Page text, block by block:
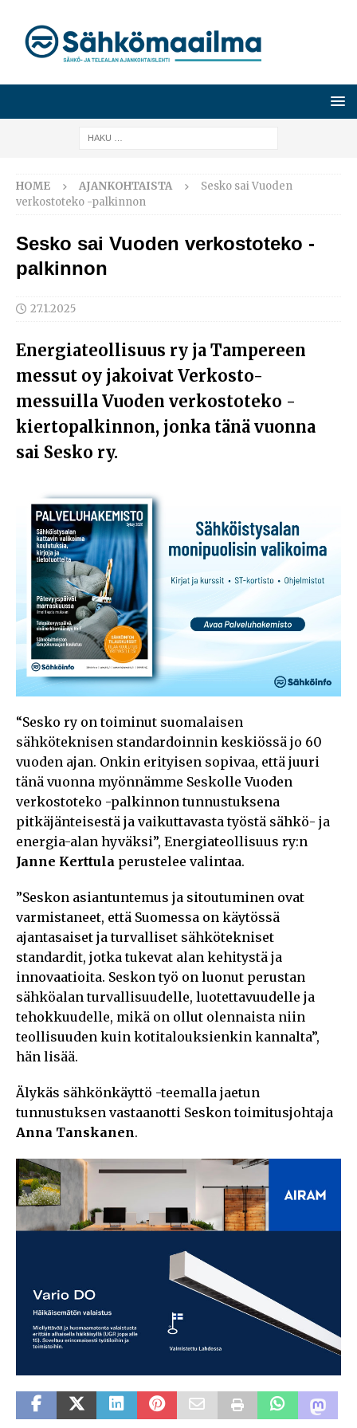
HOME AJANKOHTAISTA
Sesko sai Vuoden
verkostoteko -palkinnon
Sesko sai Vuoden verkostoteko -
palkinnon
27.1.2025
Energiateollisuus ry ja Tampereen
messut oy jakoivat Verkosto-
messuilla Vuoden verkostoteko -
kiertopalkinnon, jonka tänä vuonna
sai Sesko ry.
“Sesko ry on toiminut suomalaisen
sähköteknisen standardoinnin keskiössä jo 60
vuoden ajan. Onkin erityisen sopivaa, että juuri
tänä vuonna myönnämme Seskolle Vuoden
verkostoteko -palkinnon tunnustuksena
pitkäjänteisestä ja vaikuttavasta työstä sähkö- ja
energia-alan hyväksi”, Energiateollisuus ry:n
Janne Kerttula perustelee valintaa.
”Seskon asiantuntemus ja sitoutuminen ovat
varmistaneet, että Suomessa on käytössä
ajantasaiset ja turvalliset sähkötekniset
standardit, jotka tukevat alan kehitystä ja
innovaatioita. Seskon työ on luonut perustan
sähköalan turvallisuudelle, luotettavuudelle ja
tehokkuudelle, mikä on ollut olennaista niin
teollisuuden kuin kotitalouksienkin kannalta”,
hän lisää.
Älykäs sähkönkäyttö -teemalla jaetun
tunnustuksen vastaanotti Seskon toimitusjohtaja
Anna Tanskanen.